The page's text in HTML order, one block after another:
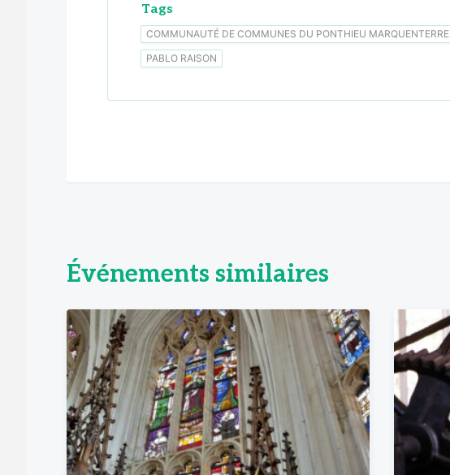
Tags
COMMUNAUTÉ DE COMMUNES DU PONTHIEU MARQUENTERRE
PABLO RAISON
Événements similaires